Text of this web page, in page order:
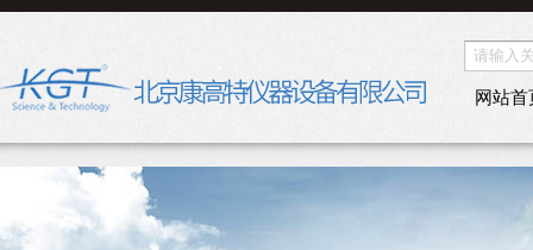
网站首